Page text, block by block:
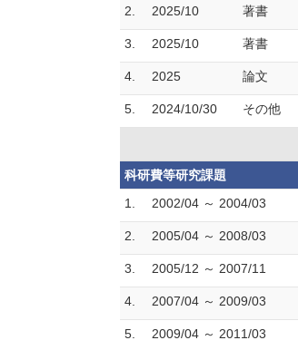
2. 2025/10 著書
3. 2025/10 著書
4. 2025 論文
5. 2024/10/30 その他
科研費等研究課題
1.
2002/04 ～ 2004/03
2. 2005/04 ～ 2008/03
3. 2005/12 ～ 2007/11
4. 2007/04 ～ 2009/03
5. 2009/04 ～ 2011/03